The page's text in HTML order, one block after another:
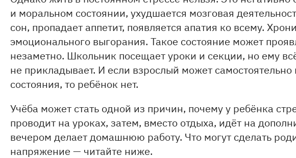
и моральном состоянии, ухудшается мозговая
сон, пропадает аппетит, появляется апатия ко всему.
эмоционального выгорания. Такое состояние может
незаметно. Школьник посещает уроки и секции, но ему
не прикладывает. И если взрослый может самостоятельно
состояния, то ребёнок нет.
Учёба может стать одной из причин, почему у ребёнка
проводит на уроках, затем, вместо отдыха, идёт на
вечером делает домашнюю работу. Что могут сделать
напряжение — читайте ниже.